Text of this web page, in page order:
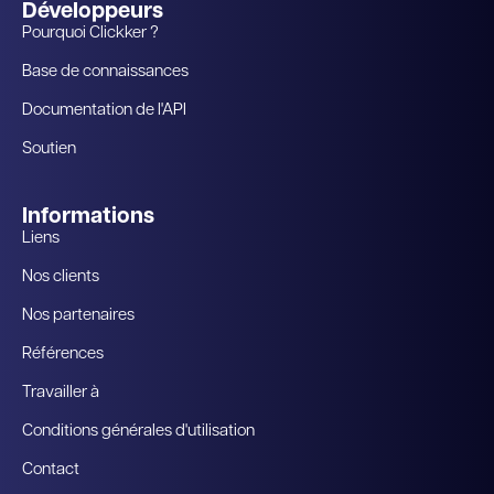
Développeurs
Pourquoi Clickker ?
Base de connaissances
Documentation de l'API
Soutien
Informations
Liens
Nos clients
Nos partenaires
Références
Travailler à
Conditions générales d'utilisation
Contact